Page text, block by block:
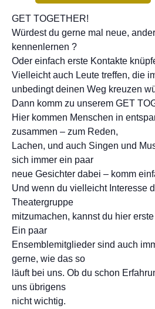
GET TOGETHER!
Würdest du gerne mal neue,
kennenlernen ?
Oder einfach erste Kontakte
Vielleicht auch Leute treffen, die
unbedingt deinen Weg kreuzen
Dann komm zu unserem GET
Hier kommen Menschen in
zusammen – zum Reden,
Lachen, und auch Singen und
sich immer ein paar
neue Gesichter dabei – komm
Und wenn du vielleicht Interesse
Theatergruppe
mitzumachen, kannst du hier
Ein paar
Ensemblemitglieder sind auch
gerne, wie das so
läuft bei uns. Ob du schon
uns übrigens
nicht wichtig.